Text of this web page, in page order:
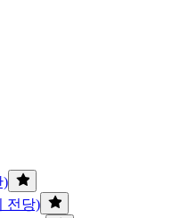
)
전당)